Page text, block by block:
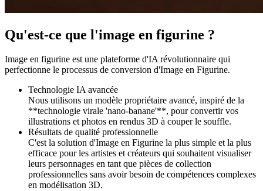
Qu'est-ce que l'image en figurine ?
Image en figurine est une plateforme d'IA révolutionnaire qui
perfectionne le processus de conversion d'Image en Figurine.
Technologie IA avancée
Nous utilisons un modèle propriétaire avancé, inspiré de la
**technologie virale 'nano-banane'**, pour convertir vos
illustrations et photos en rendus 3D à couper le souffle.
Résultats de qualité professionnelle
C'est la solution d'Image en Figurine la plus simple et la plus
efficace pour les artistes et créateurs qui souhaitent visualiser
leurs personnages en tant que pièces de collection
professionnelles sans avoir besoin de compétences complexes
en modélisation 3D.